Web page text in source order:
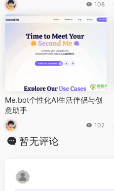
108
Me.bot个性化AI生活伴侣与创
意助手
102
暂无评论